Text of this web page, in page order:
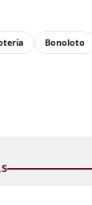
Bonoloto